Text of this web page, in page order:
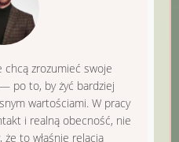
chcą zrozumieć swoje
po to, by żyć bardziej
wartościami. W pracy
i realną obecność, nie
to właśnie relacja